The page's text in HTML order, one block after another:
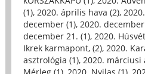
(1), 2020. április hava (2),
december (1), 2020.
december 21. (1), 2020.
Ikrek karmapont, (2), 2020.
asztrológia (1), 2020. márciusi